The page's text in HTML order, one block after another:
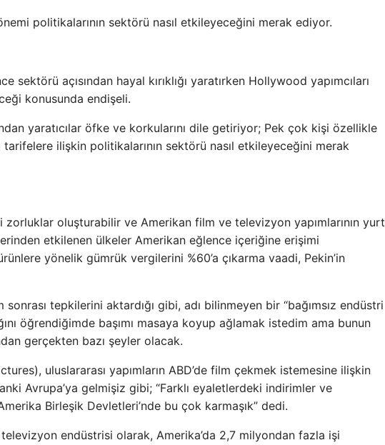
politikalarının sektörü nasıl etkileyeceğini merak ediyor.
sektörü açısından hayal kırıklığı yaratırken Hollywood yapımcıları
konusunda endişeli.
yaratıcılar öfke ve korkularını dile getiriyor; Pek çok kişi özellikle
tarifelere ilişkin politikalarının sektörü nasıl etkileyeceğini merak
zorluklar oluşturabilir ve Amerikan film ve televizyon yapımlarının yurt
etkilenen ülkeler Amerikan eğlence içeriğine erişimi
yönelik gümrük vergilerini %60’a çıkarma vaadi, Pekin’in
tepkilerini aktardığı gibi, adı bilinmeyen bir “bağımsız endüstri
öğrendiğimde başımı masaya koyup ağlamak istedim ama bunun
gerçekten bazı şeyler olacak.
uluslararası yapımların ABD’de film çekmek istemesine ilişkin
Avrupa’ya gelmişiz gibi; “Farklı eyaletlerdeki indirimler ve
Birleşik Devletleri’nde bu çok karmaşık” dedi.
endüstrisi olarak, Amerika’da 2,7 milyondan fazla işi